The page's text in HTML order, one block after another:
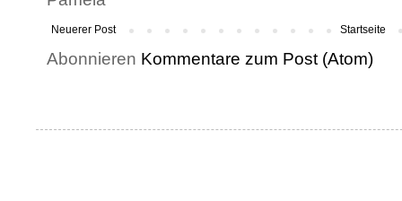
Neuerer Post Startseite
Abonnieren Kommentare zum Post (Atom)